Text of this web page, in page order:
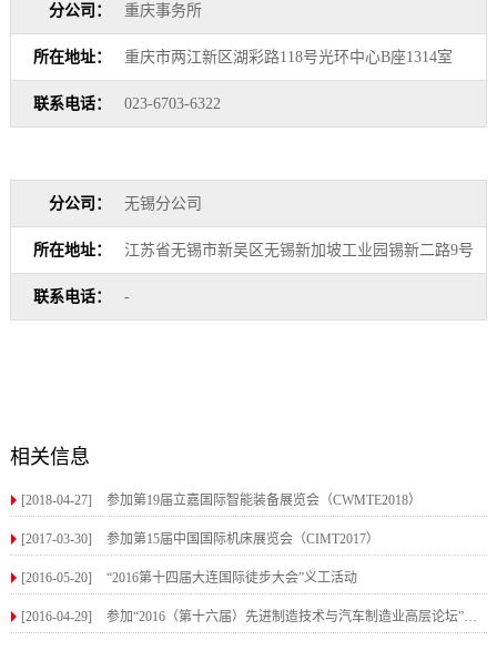
分公司： 重庆事务所
所在地址： 重庆市两江新区湖彩路118号光环中心B座1314室
联系电话： 023-6703-6322
分公司： 无锡分公司
所在地址： 江苏省无锡市新吴区无锡新加坡工业园锡新二路9号
联系电话： -
相关信息
[2018-04-27] 参加第19届立嘉国际智能装备展览会（CWMTE2018）
[2017-03-30] 参加第15届中国国际机床展览会（CIMT2017）
[2016-05-20] “2016第十四届大连国际徒步大会”义工活动
[2016-04-29] 参加“2016（第十六届）先进制造技术与汽车制造业高层论坛”并发表演讲